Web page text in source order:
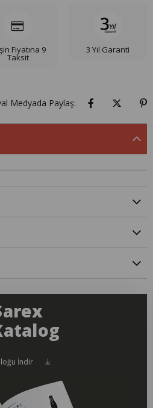
Fiyatına 9
Taksit
3 Yıl Garanti
Medyada Paylaş:
İndir